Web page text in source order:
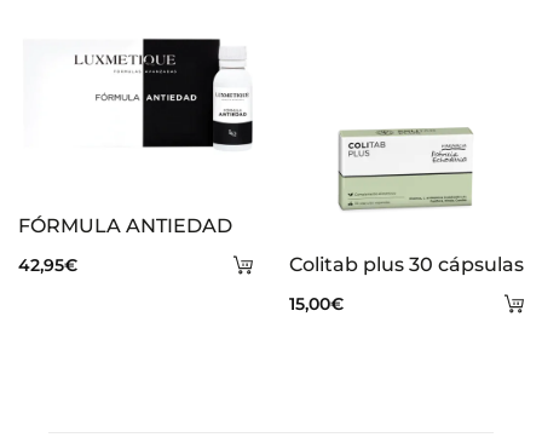
Añadir
FÓRMULA ANTIEDAD
42,95€ Colitab plus 30 cápsulas
15,00€